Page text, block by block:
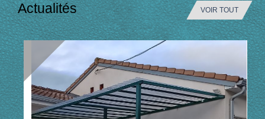
Actualités VOIR TOUT